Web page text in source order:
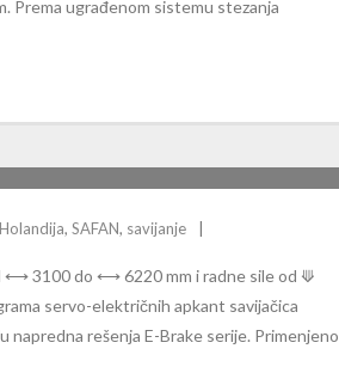
ugrađenom sistemu stezanja
Holandija, SAFAN, savijanje
⟷ 3100 do ⟷ 6220 mm i radne sile od ⟱
servo-električnih apkant savijačica
napredna rešenja E-Brake serije. Primenjeno